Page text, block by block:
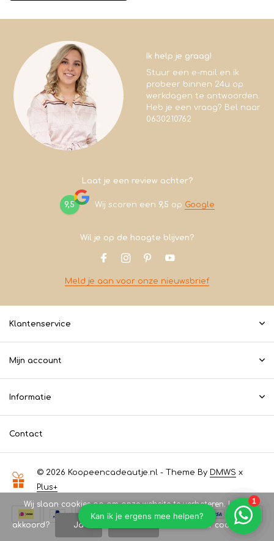
Ik help je graag!
Stuur een e-mail en ik
probeer binnen 24u op
werkdagen te antwoorden.
Heb je een vraag? Bel naar
0630210762
Laat je een review achter?
9,5 Wij scoren een 9,5 op Google
Wil je op de hoogte blijven?
Meld je aan voor onze nieuwsbrief
Klantenservice
Mijn account
Informatie
Contact
© 2026 Koopeencadeautje.nl - Theme By DMWS x
Plus+
Wij slaan cookies op om onze website te verbeteren. Is dat
akkoord? Ja Meer over cookies »